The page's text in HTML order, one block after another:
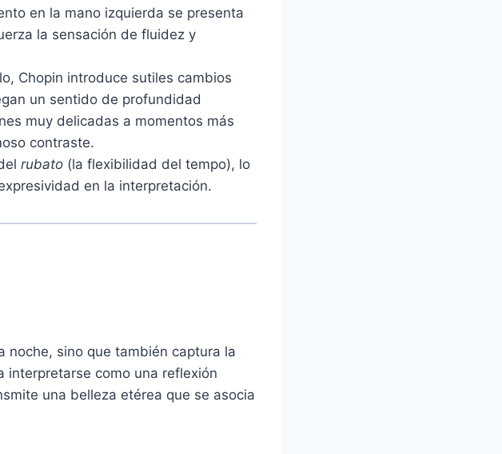
en la mano izquierda se presenta
la sensación de fluidez y
Chopin introduce sutiles cambios
un sentido de profundidad
muy delicadas a momentos más
contraste.
rubato (la flexibilidad del tempo), lo
en la interpretación.
noche, sino que también captura la
interpretarse como una reflexión
una belleza etérea que se asocia